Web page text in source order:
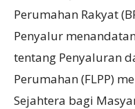
Perumahan Rakyat
Penyalur
tentang Penyaluran
Perumahan (FLPP)
Sejahtera bagi